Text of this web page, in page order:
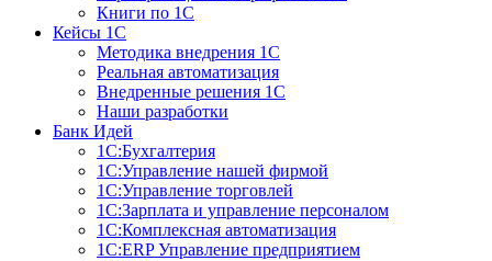
Книги по 1С
Кейсы 1С
Методика внедрения 1С
Реальная автоматизация
Внедренные решения 1С
Наши разработки
Банк Идей
1С:Бухгалтерия
1С:Управление нашей фирмой
1С:Управление торговлей
1С:Зарплата и управление персоналом
1С:Комплексная автоматизация
1С:ERP Управление предприятием